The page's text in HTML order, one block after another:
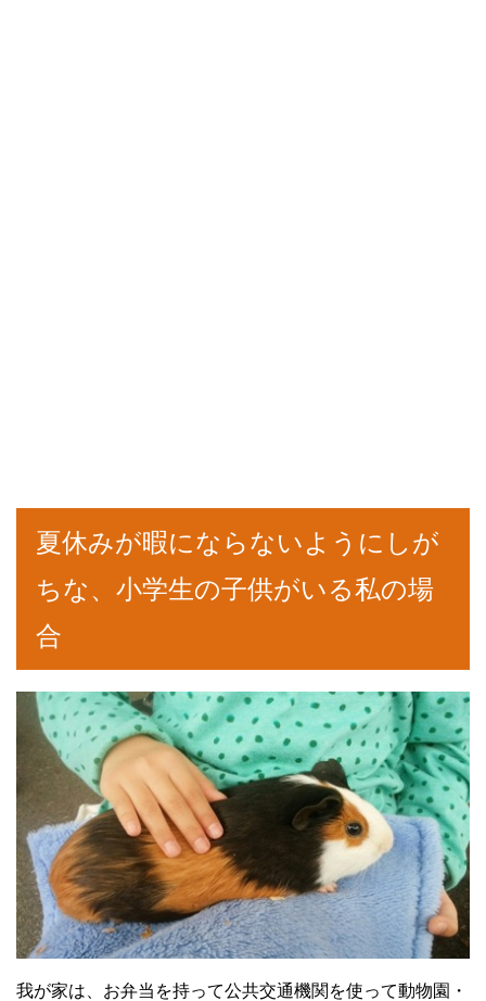
夏休みが暇にならないようにしが
ちな、小学生の子供がいる私の場
合
我が家は、お弁当を持って公共交通機関を使って動物園・